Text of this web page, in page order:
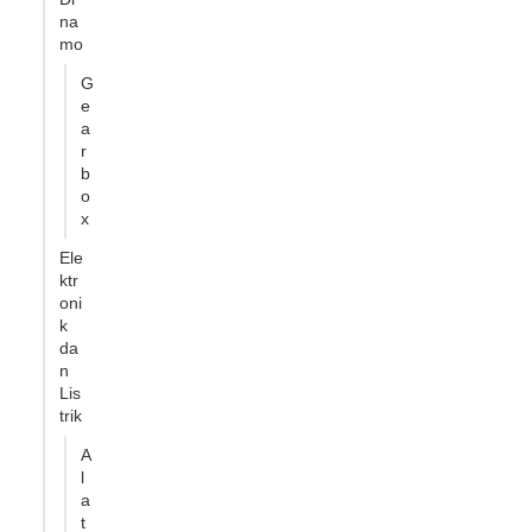
na
mo
G
e
a
r
b
o
x
Ele
ktr
oni
k
da
n
Lis
trik
A
l
a
t